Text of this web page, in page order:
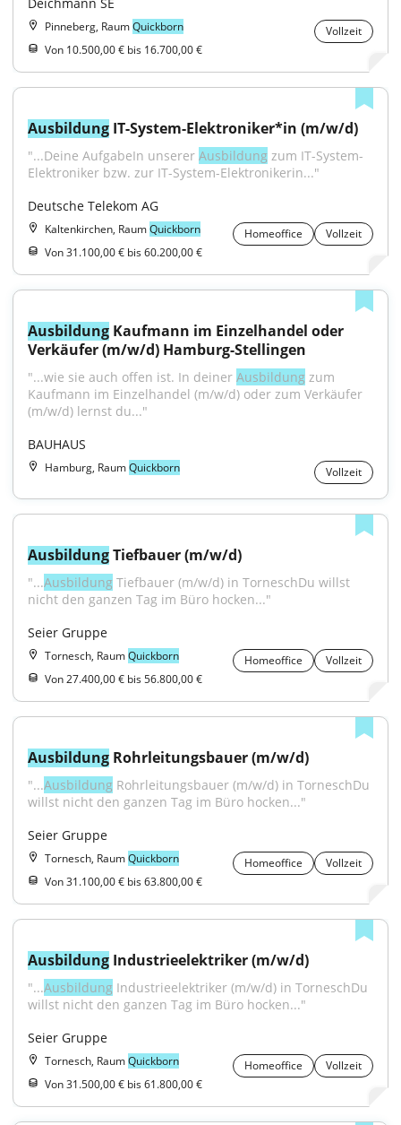
Pinneberg, RaumQuickborn
Vollzeit
Von 10.500,00 € bis 16.700,00 €
Ausbildung IT-System-Elektroniker*in (m/w/d)
"...Deine AufgabeIn unserer Ausbildung zum IT-System-
Elektroniker bzw. zur IT-System-Elektronikerin..."
Deutsche Telekom AG
Kaltenkirchen, RaumQuickborn Homeoffice
Vollzeit
Von 31.100,00 € bis 60.200,00 €
Ausbildung Kaufmann im Einzelhandel oder
Verkäufer (m/w/d) Hamburg-Stellingen
"...wie sie auch offen ist. In deiner Ausbildung zum
Kaufmann im Einzelhandel (m/w/d) oder zum Verkäufer
(m/w/d) lernst du..."
BAUHAUS
Hamburg, RaumQuickborn Vollzeit
Ausbildung Tiefbauer (m/w/d)
"...Ausbildung Tiefbauer (m/w/d) in TorneschDu willst
nicht den ganzen Tag im Büro hocken..."
Seier Gruppe
Tornesch, RaumQuickborn Homeoffice
Vollzeit
Von 27.400,00 € bis 56.800,00 €
Ausbildung Rohrleitungsbauer (m/w/d)
"...Ausbildung Rohrleitungsbauer (m/w/d) in TorneschDu
willst nicht den ganzen Tag im Büro hocken..."
Seier Gruppe
Tornesch, RaumQuickborn Homeoffice
Vollzeit
Von 31.100,00 € bis 63.800,00 €
Ausbildung Industrieelektriker (m/w/d)
"...Ausbildung Industrieelektriker (m/w/d) in TorneschDu
willst nicht den ganzen Tag im Büro hocken..."
Seier Gruppe
Tornesch, RaumQuickborn Homeoffice
Vollzeit
Von 31.500,00 € bis 61.800,00 €